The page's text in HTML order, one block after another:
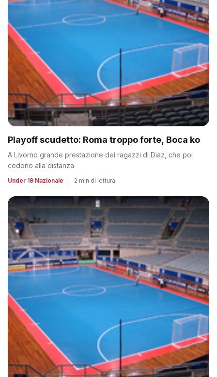
Playoff scudetto: Roma troppo forte, Boca ko
A Livorno grande prestazione dei ragazzi di Diaz, che poi
cedono alla distanza
Under 19 Nazionale 2 min di lettura